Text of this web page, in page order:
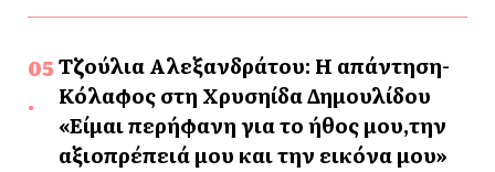
Τζούλια Αλεξανδράτου: Η απάντηση-
Κόλαφος στη Χρυσηίδα Δημουλίδου
«Είμαι περήφανη για το ήθος μου,την
αξιοπρέπειά μου και την εικόνα μου»